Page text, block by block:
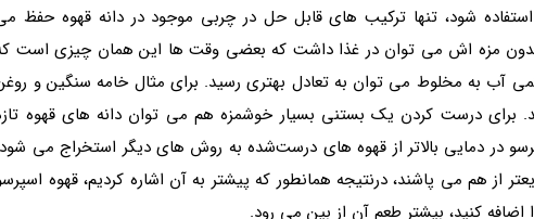
شود، تنها ترکیب های قابل حل در چربی موجود در دانه قهوه حفظ
بدون مزه اش می توان در غذا داشت که بعضی وقت ها این همان چیزی است
آب به مخلوط می توان به تعادل بهتری رسید. برای مثال خامه سنگین و
درست کردن یک بستنی بسیار خوشمزه هم می توان دانه های قهوه
در دمایی بالاتر از قهوه های درست‌شده به روش های دیگر استخراج می
از هم می پاشند، درنتیجه همانطور که پیشتر به آن اشاره کردیم، قهوه
اضافه کنید، بیشتر طعم آن از بین می رود.